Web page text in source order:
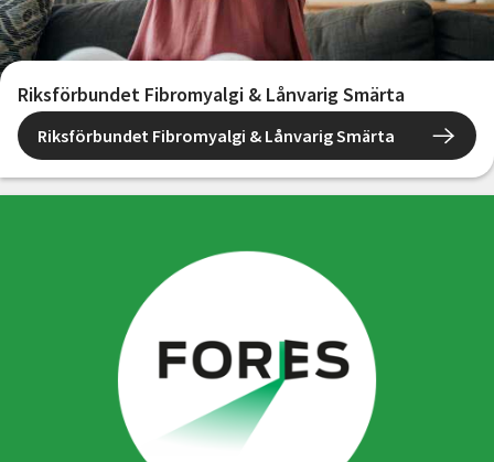
Riksförbundet Fibromyalgi & Lånvarig Smärta
Riksförbundet Fibromyalgi & Lånvarig Smärta